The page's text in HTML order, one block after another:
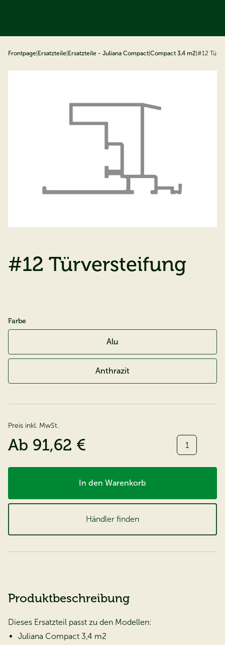
Frontpage Ersatzteile Ersatzteile - Juliana Compact Compact 3,4 m2 #12
#12 Türversteifung
Farbe
Alu
Anthrazit
Preis inkl. MwSt.
Ab 91,62 € Menge:
In den Warenkorb
Händler finden
Produktbeschreibung
Dieses Ersatzteil passt zu den Modellen:
Juliana Compact 3,4 m2